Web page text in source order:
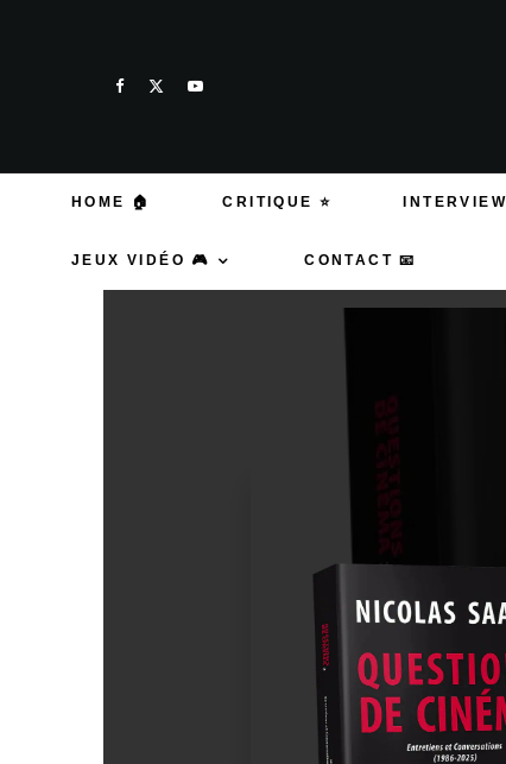
HOME 🏠 CRITIQUE ⭐
JEUX VIDÉO 🎮 CONTACT 📧